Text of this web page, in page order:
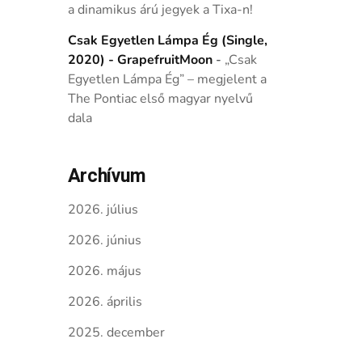
a dinamikus árú jegyek a Tixa-n!
Csak Egyetlen Lámpa Ég (Single,
2020) - GrapefruitMoon- „Csak
Egyetlen Lámpa Ég” – megjelent a
The Pontiac első magyar nyelvű
dala
Archívum
2026. július
2026. június
2026. május
2026. április
2025. december